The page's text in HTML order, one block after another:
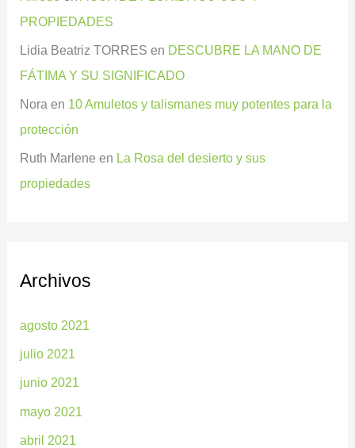
PROPIEDADES
Lidia Beatriz TORRES en DESCUBRE LA MANO DE
FÁTIMA Y SU SIGNIFICADO
Nora en 10 Amuletos y talismanes muy potentes para la
protección
Ruth Marlene en La Rosa del desierto y sus
propiedades
Archivos
agosto 2021
julio 2021
junio 2021
mayo 2021
abril 2021